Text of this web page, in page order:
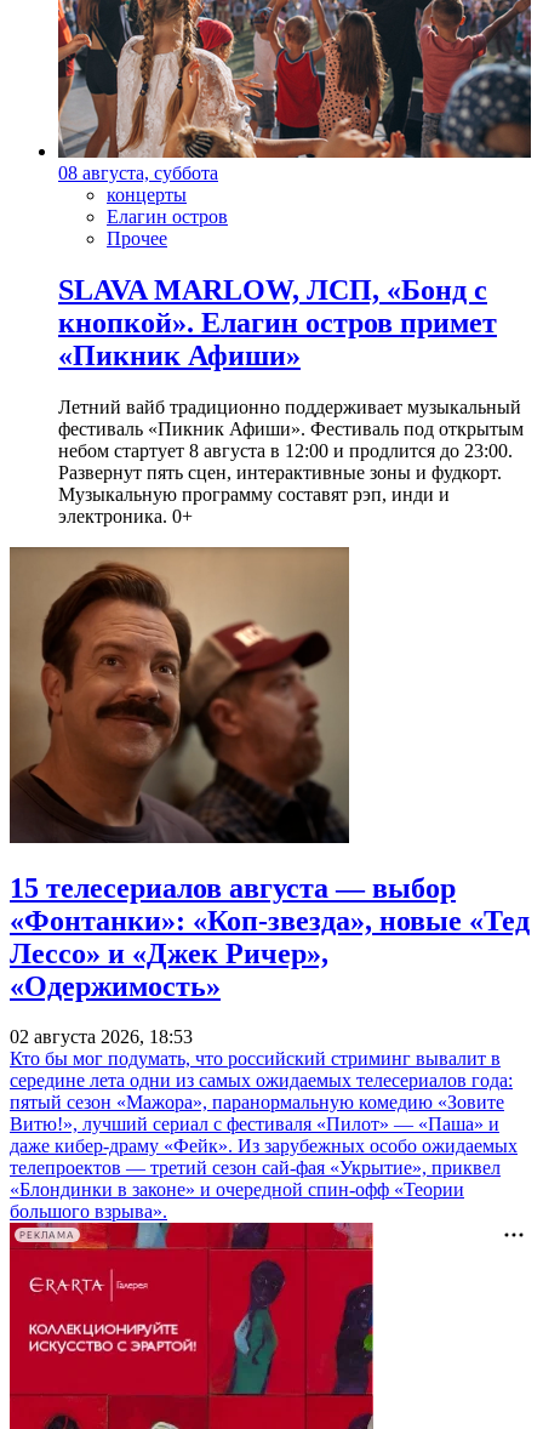
08 августа, суббота
концерты
Елагин остров
Прочее
SLAVA MARLOW, ЛСП, «Бонд с
кнопкой». Елагин остров примет
«Пикник Афиши»
Летний вайб традиционно поддерживает музыкальный
фестиваль «Пикник Афиши». Фестиваль под открытым
небом стартует 8 августа в 12:00 и продлится до 23:00.
Развернут пять сцен, интерактивные зоны и фудкорт.
Музыкальную программу составят рэп, инди и
электроника. 0+
15 телесериалов августа — выбор
«Фонтанки»: «Коп-звезда», новые «Тед
Лессо» и «Джек Ричер»,
«Одержимость»
02 августа 2026, 18:53
Кто бы мог подумать, что российский стриминг вывалит в
середине лета одни из самых ожидаемых телесериалов года:
пятый сезон «Мажора», паранормальную комедию «Зовите
Витю!», лучший сериал с фестиваля «Пилот» — «Паша» и
даже кибер-драму «Фейк». Из зарубежных особо ожидаемых
телепроектов — третий сезон сай-фая «Укрытие», приквел
«Блондинки в законе» и очередной спин-офф «Теории
большого взрыва».
РЕКЛАМА